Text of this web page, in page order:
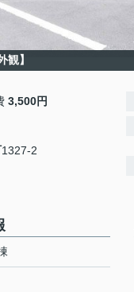
観】
3,500円
1327-2